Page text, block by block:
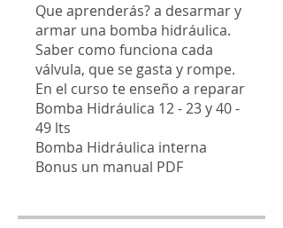
Que aprenderás? a desarmar y
armar una bomba hidráulica.
Saber como funciona cada
válvula, que se gasta y rompe.
En el curso te enseño a reparar
Bomba Hidráulica 12 - 23 y 40 -
49 lts
Bomba Hidráulica interna
Bonus un manual PDF